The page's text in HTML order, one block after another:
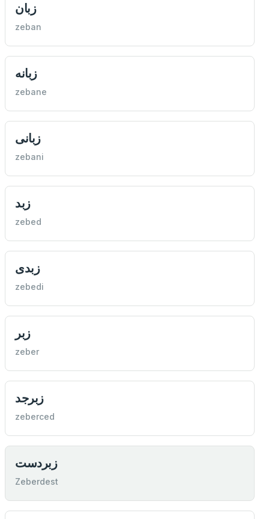
زبان
zeban
زبانه
zebane
زبانی
zebani
زبد
zebed
زبدی
zebedi
زبر
zeber
زبرجد
zeberced
زبردست
Zeberdest